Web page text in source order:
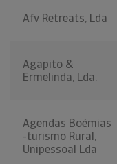
Afv Retreats, Lda
Agapito &
Ermelinda, Lda.
Agendas Boémias
-turismo Rural,
Unipessoal Lda